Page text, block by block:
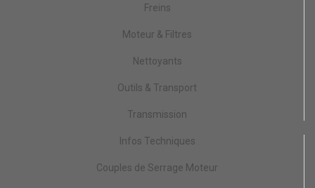
Freins
Moteur & Filtres
Nettoyants
Outils & Transport
Transmission
Infos Techniques
Couples de Serrage Moteur